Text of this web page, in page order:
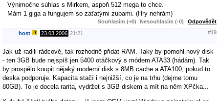
Výnimočne súhlas s Mirkem, aspoň 512 mega to chce.
Mám 1 giga a fungujem so zaťatými zubami. (Hry nehrám)
Souhlasím (+0) Nesouhlasím (-0) Odpovědět
host 23.03.2006 21:21 #19
Jak už radili rádcové, tak rozhodně přidat RAM. Taky by pomohl nový disk
- ten 3GB bude nejspíš jen 5400 otáčkový s módem ATA33 (hádám). Tak
by prospělo koupit nějaký moderní disk s 8MB cache a ATA100, pokud to
deska podporuje. Kapacita stačí i nejnižší, co je na trhu (dejme tomu
80GB). To je docela rarita, vydržet s 3GB diskem a mít na něm XPčka...